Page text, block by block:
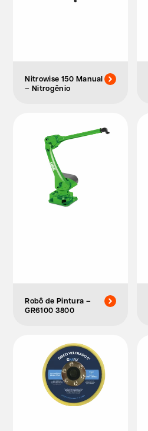
Nitrowise 150 Manual
– Nitrogênio
Robô de Pintura –
GR6100 3800